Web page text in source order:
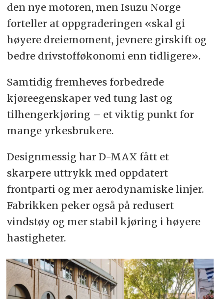
den nye motoren, men Isuzu Norge
forteller at oppgraderingen «skal gi
høyere dreiemoment, jevnere girskift og
bedre drivstofføkonomi enn tidligere».
Samtidig fremheves forbedrede
kjøreegenskaper ved tung last og
tilhengerkjøring – et viktig punkt for
mange yrkesbrukere.
Designmessig har D-MAX fått et
skarpere uttrykk med oppdatert
frontparti og mer aerodynamiske linjer.
Fabrikken peker også på redusert
vindstøy og mer stabil kjøring i høyere
hastigheter.